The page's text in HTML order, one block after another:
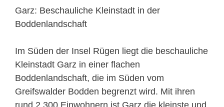
Garz: Beschauliche Kleinstadt in der
Boddenlandschaft
Im Süden der Insel Rügen liegt die beschauliche
Kleinstadt Garz in einer flachen
Boddenlandschaft, die im Süden vom
Greifswalder Bodden begrenzt wird. Mit ihren
rund 2.300 Einwohnern ist Garz die kleinste und